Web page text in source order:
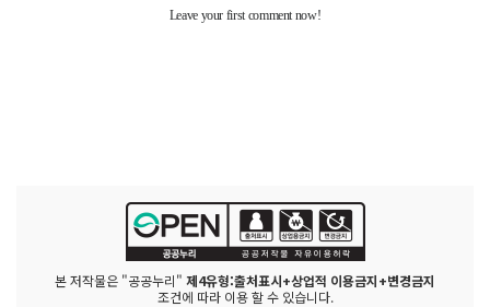
본 저작물은 "공공누리" 제4유형:출처표시+상업적 이용금지+변경금지
조건에 따라 이용 할 수 있습니다.